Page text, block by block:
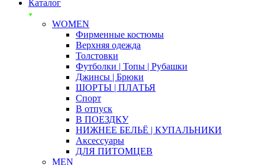
Каталог
WOMEN
Фирменные костюмы
Верхняя одежда
Толстовки
Футболки | Топы | Рубашки
Джинсы | Брюки
ШОРТЫ | ПЛАТЬЯ
Спорт
В отпуск
В ПОЕЗДКУ
НИЖНЕЕ БЕЛЬЁ | КУПАЛЬНИКИ
Аксессуары
ДЛЯ ПИТОМЦЕВ
MEN